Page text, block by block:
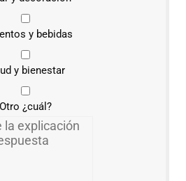
y bebidas
y bienestar
Otro ¿cuál?